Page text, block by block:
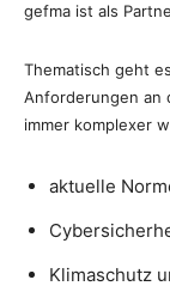
gefma ist als
Thematisch geht
Anforderungen an
immer komplexer
aktuelle
Klimaschutz